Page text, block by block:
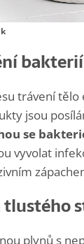
trávení tělo
jsou
se
vyvolat
tlustého
plynů s